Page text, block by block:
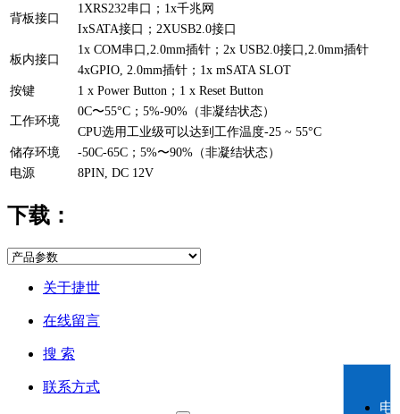
背板接口
1XRS232串口；1x千兆网
IxSATA接口；2XUSB2.0接口
板内接口
1x COM串口,2.0mm插针；2x USB2.0接口,2.0mm插针
4xGPIO, 2.0mm插针；1x mSATA SLOT
按键
1 x Power Button；1 x Reset Button
工作环境
0C〜55°C；5%-90%（非凝结状态）
CPU选用工业级可以达到工作温度-25 ~ 55°C
储存环境
-50C-65C；5%〜90%（非凝结状态）
电源
8PIN, DC 12V
下载：
关于捷世
在线留言
搜 索
联系方式
电